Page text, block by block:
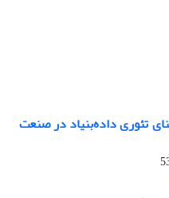
تئوری داده‌بنیاد در صنعت